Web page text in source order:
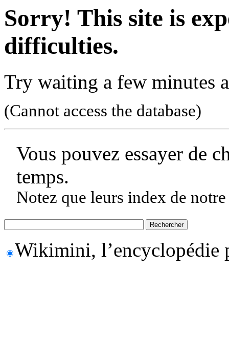
Sorry! This site is
difficulties.
Try waiting a few minutes
(Cannot access the database)
Vous pouvez essayer de
temps.
Notez que leurs index de
Wikimini, l’encyclopédie